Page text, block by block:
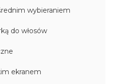
wybieraniem
do włosów
ekranem